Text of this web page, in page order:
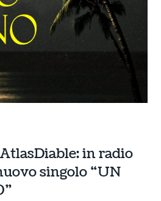
in radio
singolo “UN